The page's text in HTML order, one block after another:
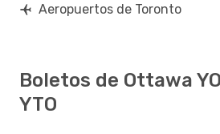
Aeropuertos de Toronto
Boletos de Ottawa
YTO